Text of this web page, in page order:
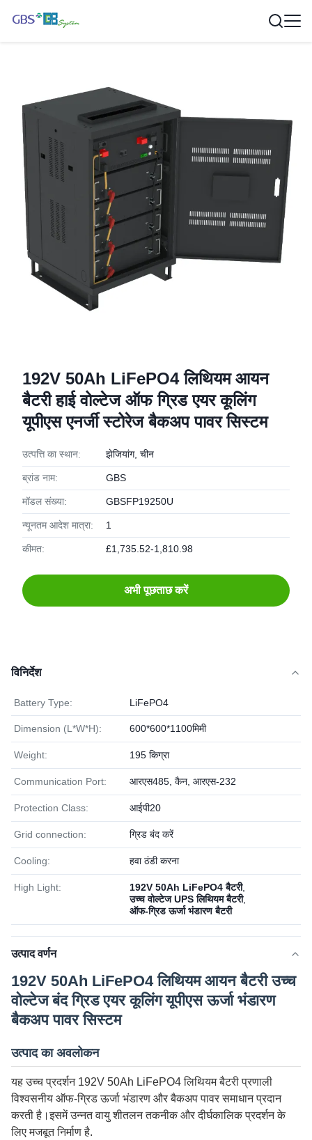
192V 50Ah LiFePO4 लिथियम आयन
बैटरी हाई वोल्टेज ऑफ ग्रिड एयर कूलिंग
यूपीएस एनर्जी स्टोरेज बैकअप पावर सिस्टम
उत्पत्ति का स्थान: झेजियांग, चीन
ब्रांड नाम: GBS
मॉडल संख्या: GBSFP19250U
न्यूनतम आदेश मात्रा: 1
कीमत: £1,735.52-1,810.98
अभी पूछताछ करें
विनिर्देश
Battery Type: LiFePO4
Dimension (L*W*H): 600*600*1100मिमी
Weight: 195 किग्रा
Communication Port: आरएस485, कैन, आरएस-232
Protection Class: आईपी20
Grid connection: ग्रिड बंद करें
Cooling: हवा ठंडी करना
High Light: 192V 50Ah LiFePO4 बैटरी,
उच्च वोल्टेज UPS लिथियम बैटरी,
ऑफ-ग्रिड ऊर्जा भंडारण बैटरी
उत्पाद वर्णन
192V 50Ah LiFePO4 लिथियम आयन बैटरी उच्च
वोल्टेज बंद ग्रिड एयर कूलिंग यूपीएस ऊर्जा भंडारण
बैकअप पावर सिस्टम
उत्पाद का अवलोकन
यह उच्च प्रदर्शन 192V 50Ah LiFePO4 लिथियम बैटरी प्रणाली
विश्वसनीय ऑफ-ग्रिड ऊर्जा भंडारण और बैकअप पावर समाधान प्रदान
करती है।इसमें उन्नत वायु शीतलन तकनीक और दीर्घकालिक प्रदर्शन के
लिए मजबूत निर्माण है.